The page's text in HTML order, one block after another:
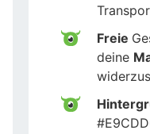
Freie
deine